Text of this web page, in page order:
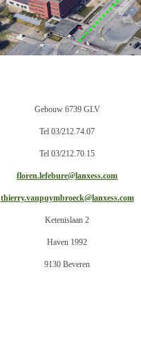
Gebouw 6739 GLV
Tel 03/212.74.07
Tel 03/212.70.15
floren.lefebure@lanxess.com
thierry.vanpuymbroeck@lanxess.com
Ketenislaan 2
Haven 1992
9130 Beveren